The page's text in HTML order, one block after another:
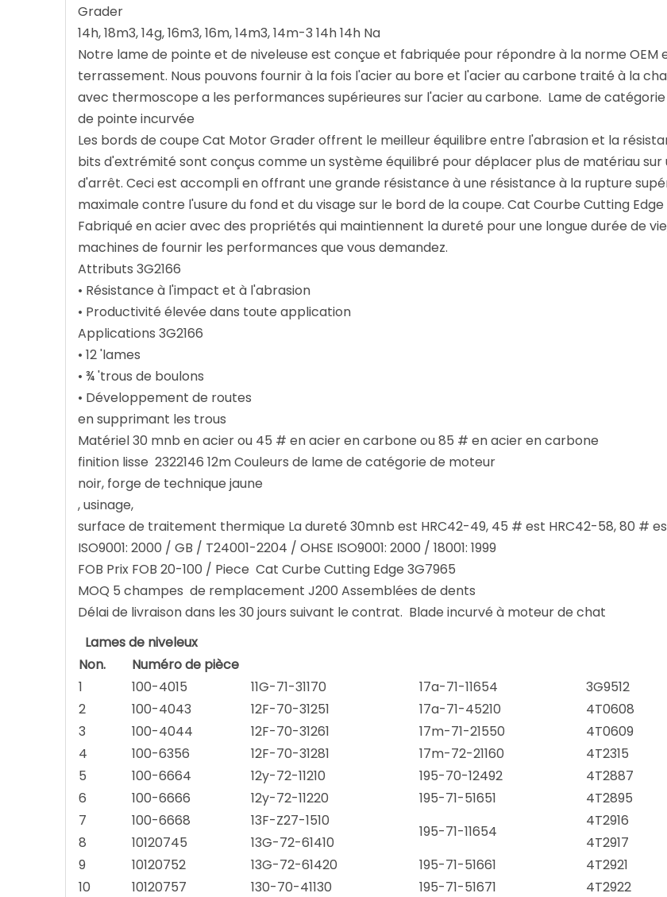
Grader
14h, 18m3, 14g, 16m3, 16m, 14m3, 14m-3 14h 14h Na
Notre lame de pointe et de niveleuse est conçue et fabriquée pour répondre à la norme
terrassement. Nous pouvons fournir à la fois l'acier au bore et l'acier au carbone traité à la
avec thermoscope a les performances supérieures sur l'acier au carbone. Lame de
de pointe incurvée
Les bords de coupe Cat Motor Grader offrent le meilleur équilibre entre l'abrasion et la
bits d'extrémité sont conçus comme un système équilibré pour déplacer plus de matériau
d'arrêt. Ceci est accompli en offrant une grande résistance à une résistance à la rupture
maximale contre l'usure du fond et du visage sur le bord de la coupe. Cat Courbe Cutting Edge
Fabriqué en acier avec des propriétés qui maintiennent la dureté pour une longue durée de
machines de fournir les performances que vous demandez.
Attributs 3G2166
• Résistance à l'impact et à l'abrasion
• Productivité élevée dans toute application
Applications 3G2166
• 12 'lames
• ¾ 'trous de boulons
• Développement de routes
en supprimant les trous
Matériel 30 mnb en acier ou 45 # en acier en carbone ou 85 # en acier en carbone
finition lisse 2322146 12m Couleurs de lame de catégorie de moteur
noir, forge de technique jaune
, usinage,
surface de traitement thermique La dureté 30mnb est HRC42-49, 45 # est HRC42-58, 80 #
ISO9001: 2000 / GB / T24001-2204 / OHSE ISO9001: 2000 / 18001: 1999
FOB Prix FOB 20-100 / Piece Cat Curbe Cutting Edge 3G7965
MOQ 5 champes de remplacement J200 Assemblées de dents
Délai de livraison dans les 30 jours suivant le contrat. Blade incurvé à moteur de chat
Lames de niveleux
Non.
Numéro de pièce
1
100-4015 11G-71-31170 17a-71-11654 3G9512
2
100-4043 12F-70-31251 17a-71-45210 4T0608
3
100-4044 12F-70-31261 17m-71-21550 4T0609
4
100-6356 12F-70-31281 17m-72-21160 4T2315
5
100-6664 12y-72-11210 195-70-12492 4T2887
6
100-6666 12y-72-11220 195-71-51651 4T2895
7
100-6668 13F-Z27-1510
195-71-11654
4T2916
8
10120745 13G-72-61410 4T2917
9
10120752 13G-72-61420 195-71-51661 4T2921
10
10120757 130-70-41130 195-71-51671 4T2922